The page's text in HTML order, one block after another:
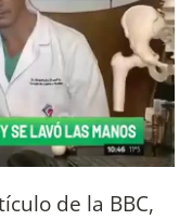
de la BBC,